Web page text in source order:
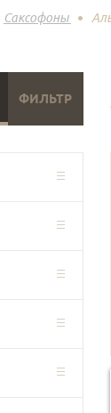
Саксофоны
ФИЛЬТР